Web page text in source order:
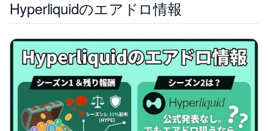
Hyperliquidのエアドロ情報